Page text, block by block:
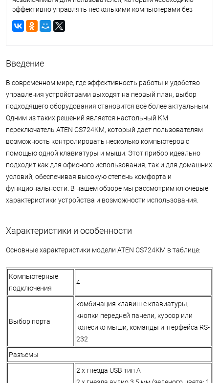
эффективно управлять несколькими компьютерами без
необходимости в дополнительном оборудовании или
сложных настройках.
Введение
В современном мире, где эффективность работы и удобство
управления устройствами выходят на первый план, выбор
подходящего оборудования становится всё более актуальным.
Одним из таких решений является настольный KM
переключатель ATEN CS724KM, который дает пользователям
возможность контролировать несколько компьютеров с
помощью одной клавиатуры и мыши. Этот прибор идеально
подходит как для офисного использования, так и для домашних
условий, обеспечивая высокую степень комфорта и
функциональности. В нашем обзоре мы рассмотрим ключевые
характеристики устройства и возможности использования.
Характеристики и особенности
Основные характеристики модели ATEN CS724KM в таблице:
Компьютерные
подключения
4
Выбор порта
комбинация клавиш с клавиатуры,
кнопки передней панели, курсор или
колесико мыши, команды интерфейса RS-
232
Разъемы
2 x гнезда USB тип А